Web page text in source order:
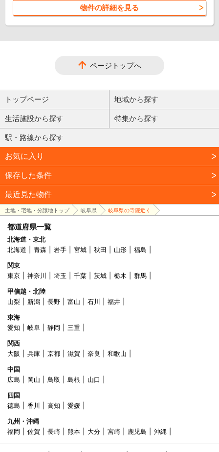
物件の詳細を見る
ページトップへ
トップページ 地域から探す
生活施設から探す 特集から探す
駅・路線から探す
お気に入り
保存した条件
最近見た物件
土地・宅地・分譲地トップ 岐阜県 岐阜県の寺院近く
都道府県一覧
北海道・東北
北海道
青森 岩手 宮城 秋田 山形
福島
関東
東京
神奈川 埼玉 千葉 茨城 栃木
群馬
甲信越・北陸
山梨
新潟 長野 富山 石川
福井
東海
愛知
岐阜 静岡
三重
関西
大阪
兵庫 京都 滋賀 奈良
和歌山
中国
広島
岡山 鳥取 島根
山口
四国
徳島
香川 高知
愛媛
九州・沖縄
福岡
佐賀 長崎 熊本 大分 宮崎 鹿児島 沖縄